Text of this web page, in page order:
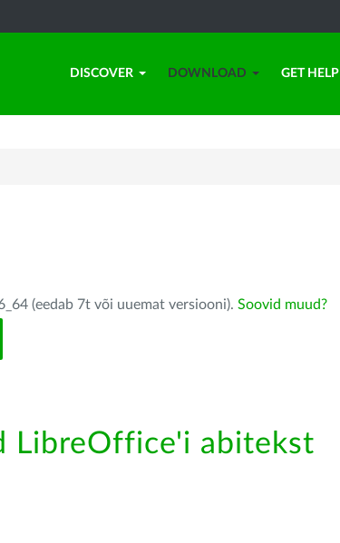
DISCOVER DOWNLOAD GET HELP
(eedab 7t või uuemat versiooni). Soovid muud?
LibreOffice'i abitekst